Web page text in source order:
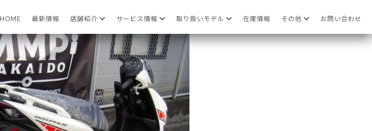
HOME 最新情報 店舗紹介 サービス情報 取り扱いモデル 在庫情報 その他 お問い合わせ